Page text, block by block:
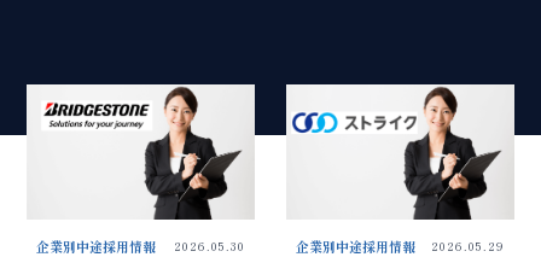
企業別中途採用情報 2026.05.30 企業別中途採用情報 2026.05.29